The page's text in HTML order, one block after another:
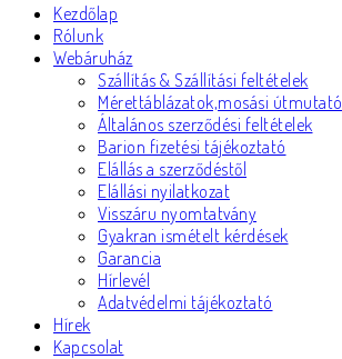
Kezdőlap
Rólunk
Webáruház
Szállítás & Szállítási feltételek
Mérettáblázatok,mosási útmutató
Általános szerződési feltételek
Barion fizetési tájékoztató
Elállás a szerződéstől
Elállási nyilatkozat
Visszáru nyomtatvány
Gyakran ismételt kérdések
Garancia
Hírlevél
Adatvédelmi tájékoztató
Hírek
Kapcsolat